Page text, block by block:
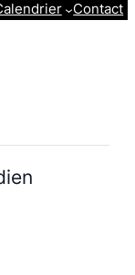
Contact